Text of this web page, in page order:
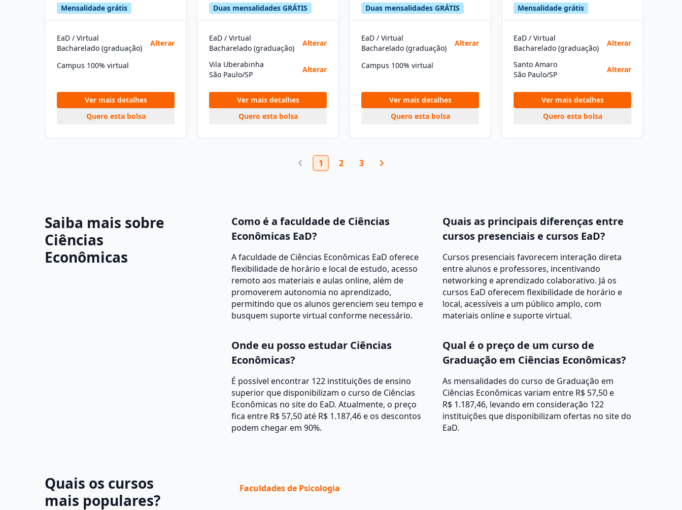
Mensalidade grátis
EaD / Virtual
Bacharelado (graduação)
Alterar
Campus 100% virtual
Ver mais detalhes
Quero esta bolsa
Duas mensalidades GRÁTIS
EaD / Virtual
Bacharelado (graduação)
Alterar
Vila Uberabinha
São Paulo/SP
Alterar
Ver mais detalhes
Quero esta bolsa
Duas mensalidades GRÁTIS
EaD / Virtual
Bacharelado (graduação)
Alterar
Campus 100% virtual
Ver mais detalhes
Quero esta bolsa
Mensalidade grátis
EaD / Virtual
Bacharelado (graduação)
Alterar
Santo Amaro
São Paulo/SP
Alterar
Ver mais detalhes
Quero esta bolsa
1 2 3
Saiba mais sobre
Ciências
Econômicas
Como é a faculdade de Ciências
Econômicas EaD?
A faculdade de Ciências Econômicas EaD oferece
flexibilidade de horário e local de estudo, acesso
remoto aos materiais e aulas online, além de
promoverem autonomia no aprendizado,
permitindo que os alunos gerenciem seu tempo e
busquem suporte virtual conforme necessário.
Quais as principais diferenças entre
cursos presenciais e cursos EaD?
Cursos presenciais favorecem interação direta
entre alunos e professores, incentivando
networking e aprendizado colaborativo. Já os
cursos EaD oferecem flexibilidade de horário e
local, acessíveis a um público amplo, com
materiais online e suporte virtual.
Onde eu posso estudar Ciências
Econômicas?
É possível encontrar 122 instituições de ensino
superior que disponibilizam o curso de Ciências
Econômicas no site do EaD. Atualmente, o preço
fica entre R$ 57,50 até R$ 1.187,46 e os descontos
podem chegar em 90%.
Qual é o preço de um curso de
Graduação em Ciências Econômicas?
As mensalidades do curso de Graduação em
Ciências Econômicas variam entre R$ 57,50 e
R$ 1.187,46, levando em consideração 122
instituições que disponibilizam ofertas no site do
EaD.
Quais os cursos
mais populares?
Faculdades de Psicologia